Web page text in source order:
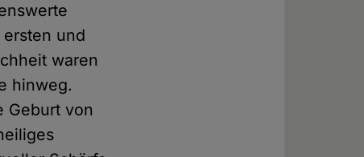
und
waren
hinweg.
Geburt von